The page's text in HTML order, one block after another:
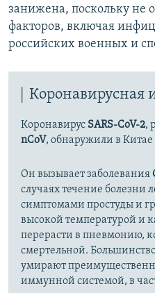
занижена, поскольку не
факторов, включая
российских военных и
Коронавирусная
Коронавирус SARS-CoV-2,
nCoV, обнаружили в Китае
Он вызывает заболевания
случаях течение болезни
симптомами простуды и
высокой температурой и
перерасти в пневмонию,
смертельной.
умирают
иммунной системой, в